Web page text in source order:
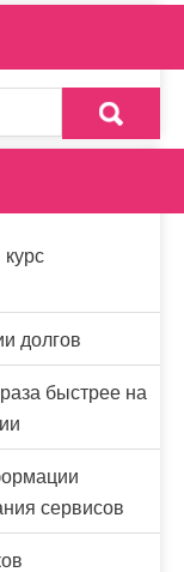
долгов
быстрее на
сервисов